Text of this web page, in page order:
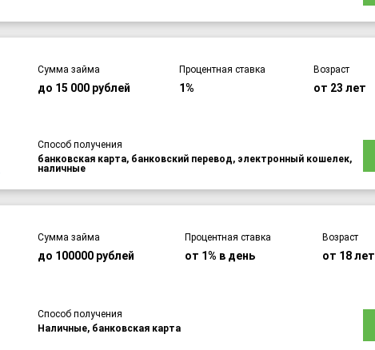
Сумма займа
до 15 000 рублей
Процентная ставка
1%
Возраст
от 23 лет
Способ получения
банковская карта, банковский перевод, электронный кошелек,
наличные
Сумма займа
до 100000 рублей
Процентная ставка
от 1% в день
Возраст
от 18 лет
Способ получения
Наличные, банковская карта